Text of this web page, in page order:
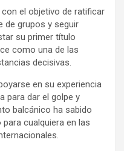
el objetivo de ratificar
de grupos y seguir
su primer título
como una de las
decisivas.
en su experiencia
para dar el golpe y
balcánico ha sabido
cualquiera en las